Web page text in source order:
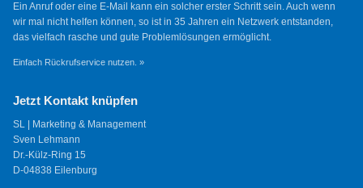
Ein Anruf oder eine E-Mail kann ein solcher erster Schritt sein. Auch wenn
wir mal nicht helfen können, so ist in 35 Jahren ein Netzwerk entstanden,
das vielfach rasche und gute Problemlösungen ermöglicht.
Einfach Rückrufservice nutzen. »
Jetzt Kontakt knüpfen
SL | Marketing & Management
Sven Lehmann
Dr.-Külz-Ring 15
D-04838 Eilenburg